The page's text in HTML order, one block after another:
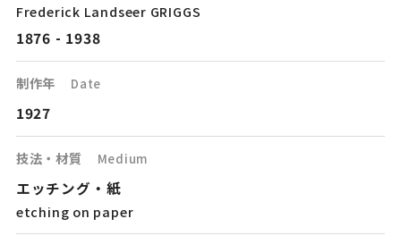
Frederick Landseer GRIGGS
1876 - 1938
制作年 Date
1927
技法・材質 Medium
エッチング・紙
etching on paper